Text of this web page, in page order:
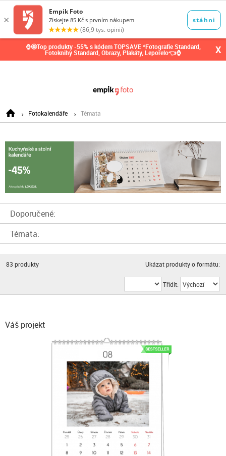
⌚🤩Top produkty -55% s kódem TOPSAVE *Fotografie Standard,
Fotoknihy Standard, Obrazy, Plakáty, Leporelo👈⌚ X
Fotokalendáře Témata
Doporučené:
Témata:
83 produkty Ukázat produkty o formátu:
Třídit:
Váš projekt